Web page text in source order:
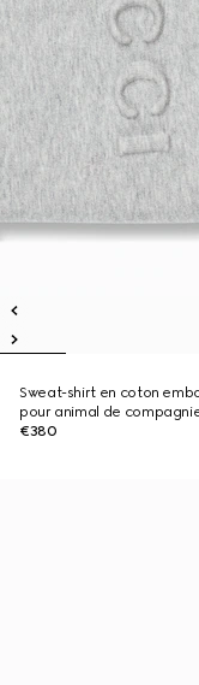
Sweat-shirt en coton
pour animal de
€380